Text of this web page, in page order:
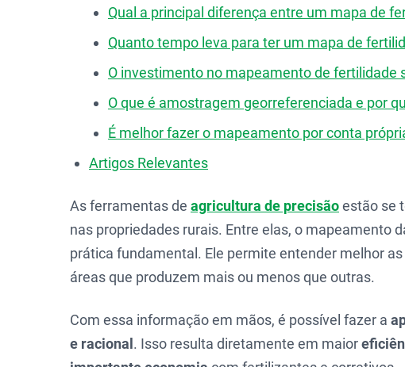
Qual a principal diferença entre um mapa de
Quanto tempo leva para ter um mapa de
O investimento no mapeamento de
O que é amostragem georreferenciada e por
É melhor fazer o mapeamento por conta
Artigos Relevantes
As ferramentas de agricultura de precisãoestão se
nas propriedades rurais. Entre elas, o mapeamento
prática fundamental. Ele permite entender melhor
áreas que produzem mais ou menos que outras.
Com essa informação em mãos, é possível fazer a
e racional . Isso resulta diretamente em maior